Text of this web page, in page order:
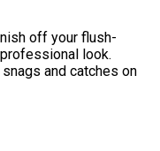
off your flush-
look.
and catches on